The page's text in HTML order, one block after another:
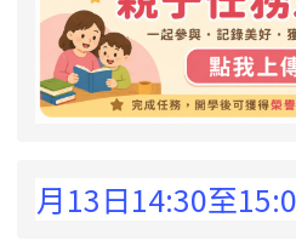
14:30至15:00防空